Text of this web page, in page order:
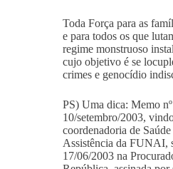
Toda Força para as
e para todos os que
regime monstruoso
cujo objetivo é se
crimes e genocídio
PS) Uma dica: Memo
10/setembro/2003,
coordenadoria de
Assistência da FUNAI,
17/06/2003 na